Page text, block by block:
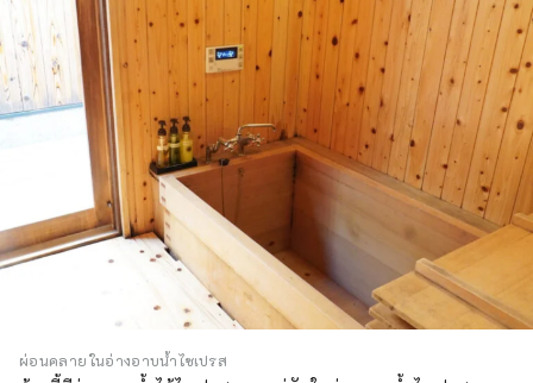
ผ่อนคลายในอ่างอาบน้ำไซเปรส